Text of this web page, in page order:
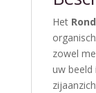
Het
zowel
uw